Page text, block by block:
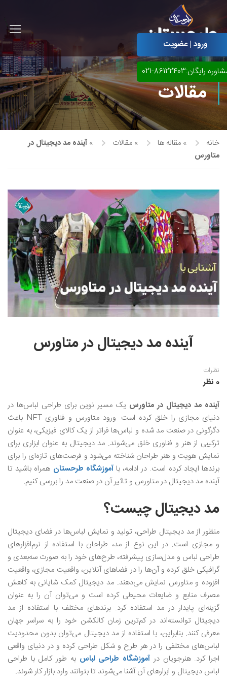
آموزش مجازی طراحی لباس
آموزش مجازی گرافیک
آموزش مجازی طراحی داخلی
نقاشی پاستل
نقاشی رنگ روغن
نقاشی آبرنگ
نقاشی کودک و نوجوان
طراحی سیاه قلم
نقاشی مینیاتور(نگارگری)
خوشنویسی نستعلیق
خوشنویسی با خودکار
خط نقاشی
ورود | عضویت
رایگان:86122403-021
مقالات
خانه » مقاله ها » مقالات » آینده مد دیجیتال در
متاورس
آینده مد دیجیتال در متاورس
نظرات
0 نظر
آینده مد دیجیتال در متاورس یک مسیر نوین برای طراحی لباس‌ها در
دنیای مجازی را خلق کرده است. ورود متاورس و فناوری NFT باعث
دگرگونی در صنعت مد شده و لباس‌ها فراتر از یک کالای فیزیکی، به عنوان
ترکیبی از هنر و فناوری خلق می‌شوند. مد دیجیتال به عنوان ابزاری برای
نمایش هویت و هنر طراحان شناخته می‌شود و فرصت‌های تازه‌ای را برای
برندها ایجاد کرده است. در ادامه، باآموزشگاه طرحستان همراه باشید تا
آینده مد دیجیتال در متاورس و تاثیر آن در صنعت مد را بررسی کنیم.
مد دیجیتال چیست؟
منظور از مد دیجیتال طراحی، تولید و نمایش لباس‌ها در فضای دیجیتال
و مجازی است. در این نوع از مد، طراحان با استفاده از نرم‌افزارهای
طراحی لباس و مدل‌سازی پیشرفته، طرح‌های خود را به صورت سه‌بعدی و
گرافیکی خلق کرده و آن‌ها را در فضاهای آنلاین، واقعیت مجازی، واقعیت
افزوده و متاورس نمایش می‌دهند. مد دیجیتال کمک شایانی به کاهش
مصرف منابع و ضایعات محیطی کرده است و می‌توان آن را به عنوان
گزینه‌ای پایدار در مد استفاده کرد. برندهای مختلف با استفاده از مد
دیجیتال توانسته‌اند در کم‌ترین زمان کالکشن خود را به سراسر جهان
معرفی کنند. بنابراین، با استفاده از مد دیجیتال می‌توان بدون محدودیت
لباس‌های مختلفی را در هر طرح و شکل طراحی کرده و در دنیای واقعی
اجرا کرد. هنرجویان در آموزشگاه طراحی لباس به طور کامل با طراحی
لباس دیجیتال و ابزارهای آن آشنا می‌شوند تا بتوانند وارد بازار کار شوند.